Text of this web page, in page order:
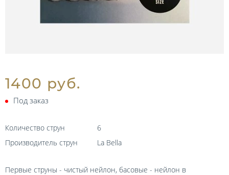
1400 руб.
Под заказ
Количество струн
6
Производитель струн
La Bella
Первые струны - чистый нейлон, басовые - нейлон в